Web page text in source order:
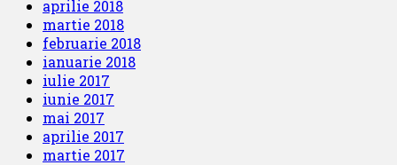
aprilie 2018
martie 2018
februarie 2018
ianuarie 2018
iulie 2017
iunie 2017
mai 2017
aprilie 2017
martie 2017